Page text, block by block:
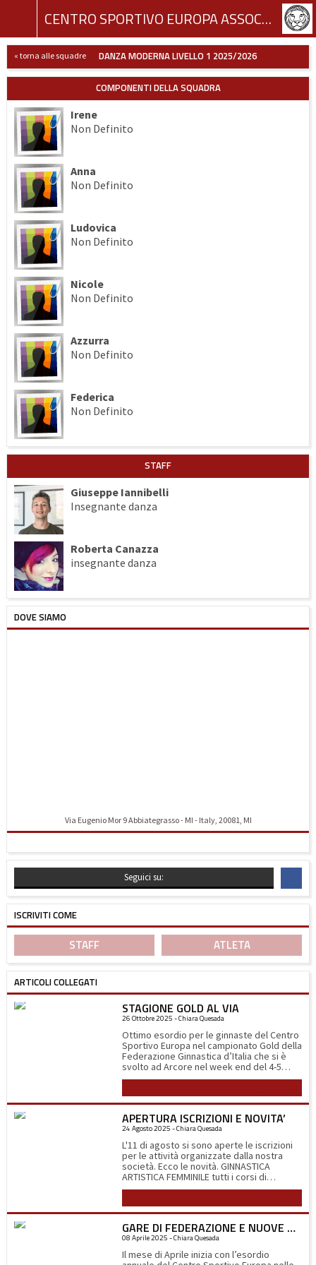
CENTRO SPORTIVO EUROPA ASSOCIAZIONE SPORTIVA DILETTANTISTICA
« torna alle squadre DANZA MODERNA LIVELLO 1 2025/2026
COMPONENTI DELLA SQUADRA
Irene
Non Definito
Anna
Non Definito
Ludovica
Non Definito
Nicole
Non Definito
Azzurra
Non Definito
Federica
Non Definito
STAFF
Giuseppe Iannibelli
Insegnante danza
Roberta Canazza
insegnante danza
DOVE SIAMO
Via Eugenio Mor 9 Abbiategrasso - MI - Italy, 20081, MI
Seguici su:
ISCRIVITI COME
STAFF ATLETA
ARTICOLI COLLEGATI
STAGIONE GOLD AL VIA
26 Ottobre 2025 - Chiara Quesada
Ottimo esordio per le ginnaste del Centro
Sportivo Europa nel campionato Gold della
Federazione Ginnastica d’Italia che si è
svolto ad Arcore nel week end del 4-5
ottobre. Sabato 4 alle 11.00 del mattino
squadra Gold 3b (2014-2012) composta da
Linda Abbà, Matilde Bertoli, Lara
Dell’Acqua, Camilla Fanzago e Giulia
Terraneo. La gara inizia all’attrezzo più
temuto, la trave, nella quale le ginnaste
devono eseguire i loro esercizi ad 1,2
metro da terra su una superficie di 10 cm.
Per tutte ottime esecuzioni che
dimostrano la loro determinazione. Si
prosegue poi con il corpo libero dove
grazie alla loro eleganza ed espressività
ottengono i complimenti della giuria, al
volteggio ottengono tutte punteggi
superiori al 17 (il massimo è 18). La gara si
Al termine del 1° turno di gara le ginnaste
APERTURA ISCRIZIONI E NOVITA’
24 Agosto 2025 - Chiara Quesada
L'11 di agosto si sono aperte le iscrizioni
per le attività organizzate dalla nostra
società. Ecco le novità. GINNASTICA
ARTISTICA FEMMINILE tutti i corsi di
avviamento alla disciplina sono stati
Dio di Abbiategrasso nei giorni di lunedì,
anche i corsi selezionali Intermedi e le
Esordienti. I corsi dell'agonistica e del
promozionale sono invece rimasti nella
sede di via Allende ad Albairate.
GARE DI FEDERAZIONE E NUOVE QUALIFICHE CSEN
08 Aprile 2025 - Chiara Quesada
Il mese di Aprile inizia con l’esordio